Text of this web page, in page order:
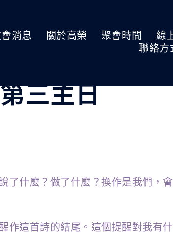
消息 關於高榮 聚會時間 線
聯絡方
三主日
了什麼？做了什麼？換作是我們，
作這首詩的結尾。這個提醒對我有